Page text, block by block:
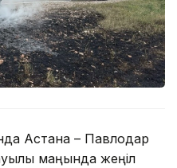
Астана – Павлодар
маңында жеңіл